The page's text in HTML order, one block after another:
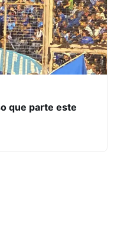
que parte este